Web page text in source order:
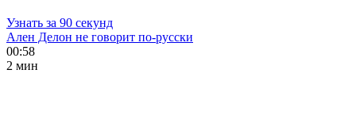
Узнать за 90 секунд
Ален Делон не говорит по-русски
00:58
2 мин